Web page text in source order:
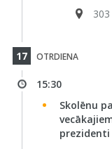
303
17 OTRDIENA
15:30
Skolēnu
prezidenti